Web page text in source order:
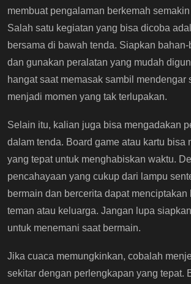
membuat pengalaman berkemah
Salah satu kegiatan yang bisa dicoba
bersama di bawah tenda. Siapkan
dan gunakan peralatan yang mudah
hangat saat memasak sambil mendengar
menjadi momen yang tak terlupakan.
Selain itu, kalian juga bisa mengadakan
dalam tenda. Board game atau kartu bisa
yang tepat untuk menghabiskan waktu.
pencahayaan yang cukup dari lampu
bermain dan bercerita dapat menciptakan
teman atau keluarga. Jangan lupa
untuk menemani saat bermain.
Jika cuaca memungkinkan, cobalah
sekitar dengan perlengkapan yang tepat.